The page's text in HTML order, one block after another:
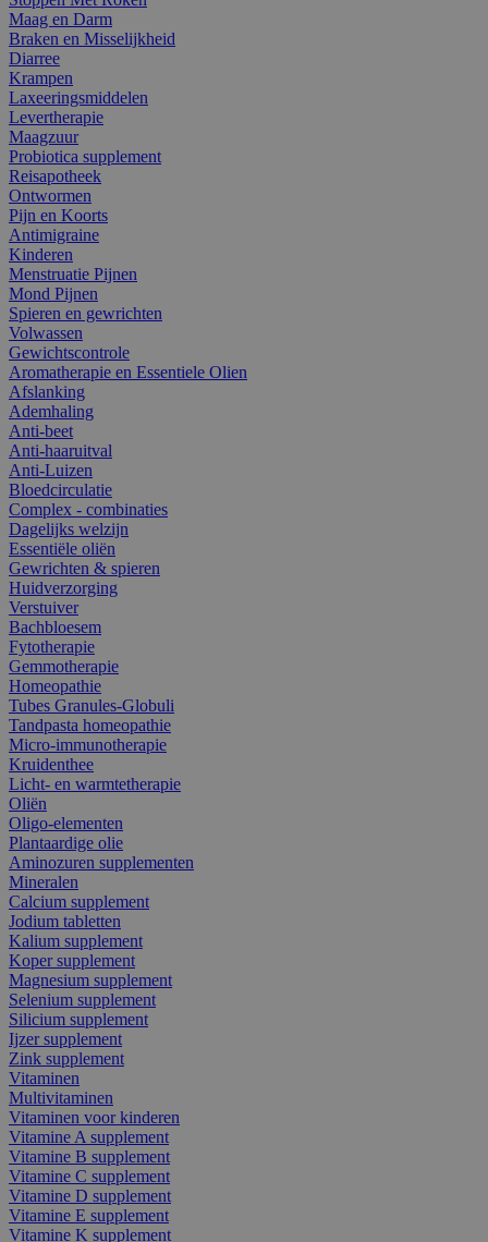
Maag en Darm
Braken en Misselijkheid
Diarree
Krampen
Laxeeringsmiddelen
Levertherapie
Maagzuur
Probiotica supplement
Reisapotheek
Ontwormen
Pijn en Koorts
Antimigraine
Kinderen
Menstruatie Pijnen
Mond Pijnen
Spieren en gewrichten
Volwassen
Gewichtscontrole
Aromatherapie en Essentiele Olien
Afslanking
Ademhaling
Anti-beet
Anti-haaruitval
Anti-Luizen
Bloedcirculatie
Complex - combinaties
Dagelijks welzijn
Essentiële oliën
Gewrichten & spieren
Huidverzorging
Verstuiver
Bachbloesem
Fytotherapie
Gemmotherapie
Homeopathie
Tubes Granules-Globuli
Tandpasta homeopathie
Micro-immunotherapie
Kruidenthee
Licht- en warmtetherapie
Oliën
Oligo-elementen
Plantaardige olie
Aminozuren supplementen
Mineralen
Calcium supplement
Jodium tabletten
Kalium supplement
Koper supplement
Magnesium supplement
Selenium supplement
Silicium supplement
Ijzer supplement
Zink supplement
Vitaminen
Multivitaminen
Vitaminen voor kinderen
Vitamine A supplement
Vitamine B supplement
Vitamine C supplement
Vitamine D supplement
Vitamine E supplement
Vitamine K supplement